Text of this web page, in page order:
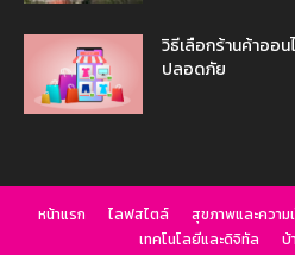
วิธีเลือกร้านค้าออ
ปลอดภัย
หน้าแรก ไลฟสไตล์ สุขภาพและความ
เทคโนโลยีและดิจิทัล
บ้